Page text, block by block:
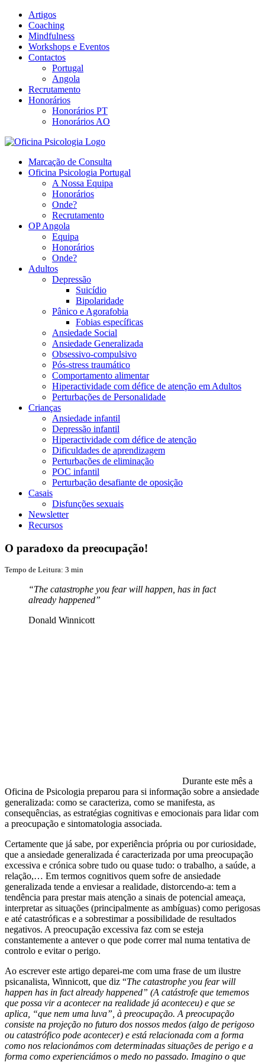
Skip
content
Artigos
Coaching
Mindfulness
Workshops e Eventos
Contactos
Portugal
Angola
Recrutamento
Honorários
Honorários PT
Honorários AO
Marcação de Consulta
Oficina Psicologia Portugal
A Nossa Equipa
Honorários
Onde?
Recrutamento
OP Angola
Equipa
Honorários
Onde?
Adultos
Depressão
Suicídio
Bipolaridade
Pânico e Agorafobia
Fobias específicas
Ansiedade Social
Ansiedade Generalizada
Obsessivo-compulsivo
Pós-stress traumático
Comportamento alimentar
Hiperactividade com défice de atenção em Adultos
Perturbações de Personalidade
Crianças
Ansiedade infantil
Depressão infantil
Hiperactividade com défice de atenção
Dificuldades de aprendizagem
Perturbações de eliminação
POC infantil
Perturbação desafiante de oposição
Casais
Disfunções sexuais
Newsletter
Recursos
O paradoxo da preocupação!
Tempo de Leitura: 3 min
“The catastrophe you fear will happen, has in fact
already happened”
Donald Winnicott
Durante este mês a
Oficina de Psicologia preparou para si informação sobre a ansiedade
generalizada: como se caracteriza, como se manifesta, as
consequências, as estratégias cognitivas e emocionais para lidar com
a preocupação e sintomatologia associada.
Certamente que já sabe, por experiência própria ou por curiosidade,
que a ansiedade generalizada é caracterizada por uma preocupação
excessiva e crónica sobre tudo ou quase tudo: o trabalho, a saúde, a
relação,… Em termos cognitivos quem sofre de ansiedade
generalizada tende a enviesar a realidade, distorcendo-a: tem a
tendência para prestar mais atenção a sinais de potencial ameaça,
interpretar as situações (principalmente as ambíguas) como perigosas
e até catastróficas e a sobrestimar a possibilidade de resultados
negativos. A preocupação excessiva faz com se esteja
constantemente a antever o que pode correr mal numa tentativa de
controlo e evitar o perigo.
Ao escrever este artigo deparei-me com uma frase de um ilustre
psicanalista, Winnicott, que diz “The catastrophe you fear will
happen has in fact already happened” (A catástrofe que tememos
que possa vir a acontecer na realidade já aconteceu) e que se
aplica, “que nem uma luva”, à preocupação. A preocupação
consiste na projeção no futuro dos nossos medos (algo de perigoso
ou catastrófico pode acontecer) e está relacionada com a forma
como nos relacionámos com determinadas situações de perigo e a
forma como experienciámos o medo no passado. Imagino o que